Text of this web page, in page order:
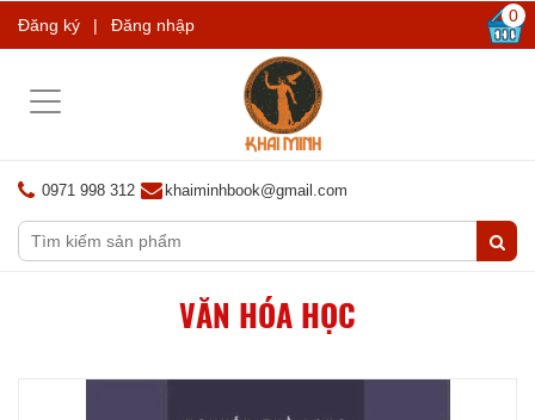
Đăng ký | Đăng nhập 0
Toggle
0971 998 312 khaiminhbook@gmail.com
VĂN HÓA HỌC